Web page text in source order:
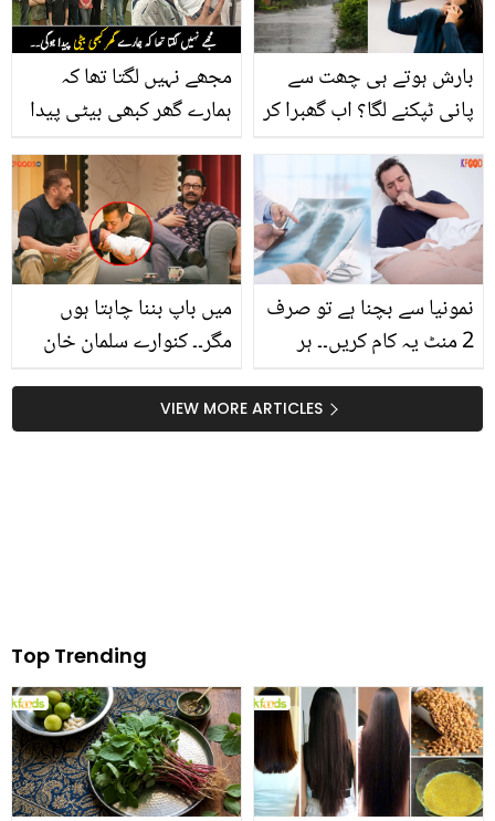
مجھے نہیں لگتا تھا کہ
ہمارے گھر کبھی بیٹی پیدا
ہوگی ۔۔ 14 بیٹوں کے بعد
جب ماں نے بیٹی کو جنم
دیا تو خاوند نے اہلیہ کے
ساتھ کیا سلوک کیا؟
بارش ہوتے ہی چھت سے
پانی ٹپکنے لگا؟ اب گھبرا کر
شوہر کو کال لگانے کی
ضرورت نہیں! جانیں صرف
100 روپے یہ دراڑیں بند
کرنے کا طریقہ
میں باپ بننا چاہتا ہوں
مگر۔۔ کنوارے سلمان خان
نے اپنی دلی خواہش کا
اظہار کرتے عامر خان سے
کیا کہا؟
نمونیا سے بچنا ہے تو صرف
2 منٹ یہ کام کریں۔۔ ہر
سال 50 ہزار لوگ اس
بیماری سے مر جاتے ہیں!
جانیں اس سے بچانے والی
VIEW MORE ARTICLES
Top Trending